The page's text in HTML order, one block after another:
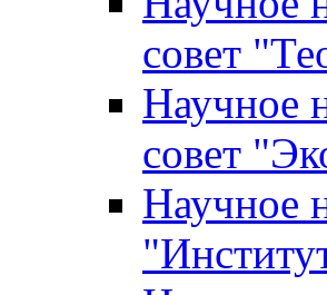
совет
Научное
совет
Научное